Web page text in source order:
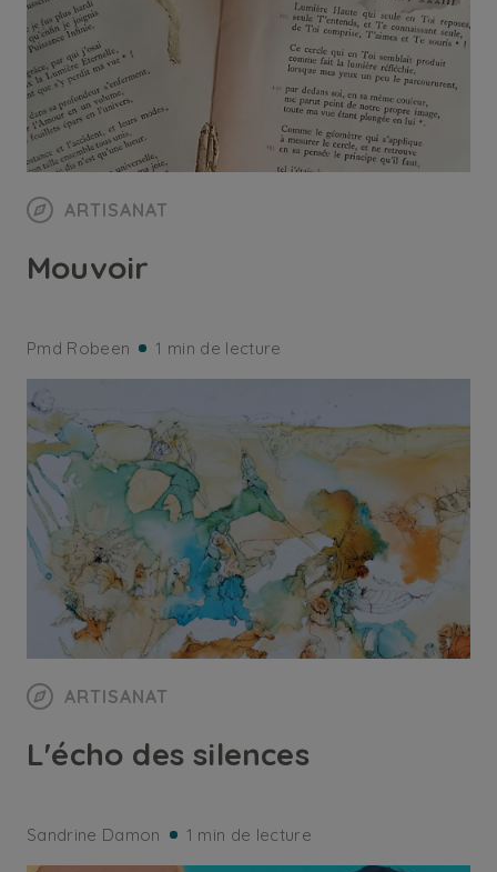
ARTISANAT
Mouvoir
Pmd Robeen 1 min de lecture
ARTISANAT
L'écho des silences
Sandrine Damon 1 min de lecture